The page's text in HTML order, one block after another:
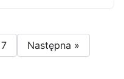
7 Następna »